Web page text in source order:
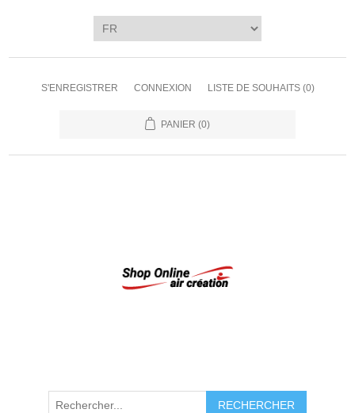
S'ENREGISTRER CONNEXION LISTE DE SOUHAITS (0)
PANIER (0)
RECHERCHER